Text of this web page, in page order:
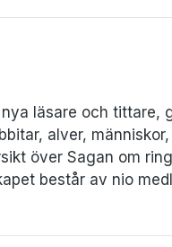
läsare och tittare,
alver,
över Sagan om
består av nio